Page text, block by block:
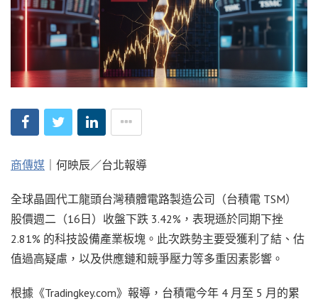
商傳媒 ｜何映辰／台北報導
全球晶圓代工龍頭台灣積體電路製造公司（台積電 TSM）
股價週二（16日）收盤下跌 3.42%，表現遜於同期下挫
2.81% 的科技設備產業板塊。此次跌勢主要受獲利了結、估
值過高疑慮，以及供應鏈和競爭壓力等多重因素影響。
根據《Tradingkey.com》報導，台積電今年 4 月至 5 月的累